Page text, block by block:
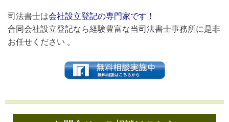
司法書士は会社設立登記の専門家です！
合同会社設立登記なら経験豊富な当司法書士事務所に是非
お任せください 。